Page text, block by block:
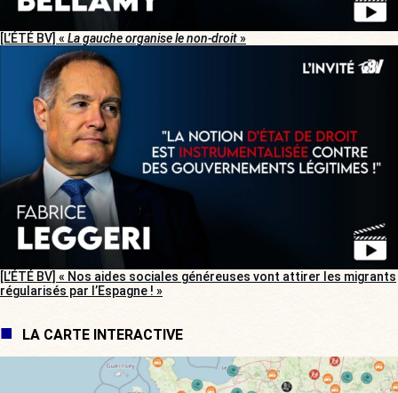
[L’ÉTÉ BV] « La gauche organise le non-droit»
[L’ÉTÉ BV] « Nos aides sociales généreuses vont attirer les migrants
régularisés par l’Espagne ! »
LA CARTE INTERACTIVE